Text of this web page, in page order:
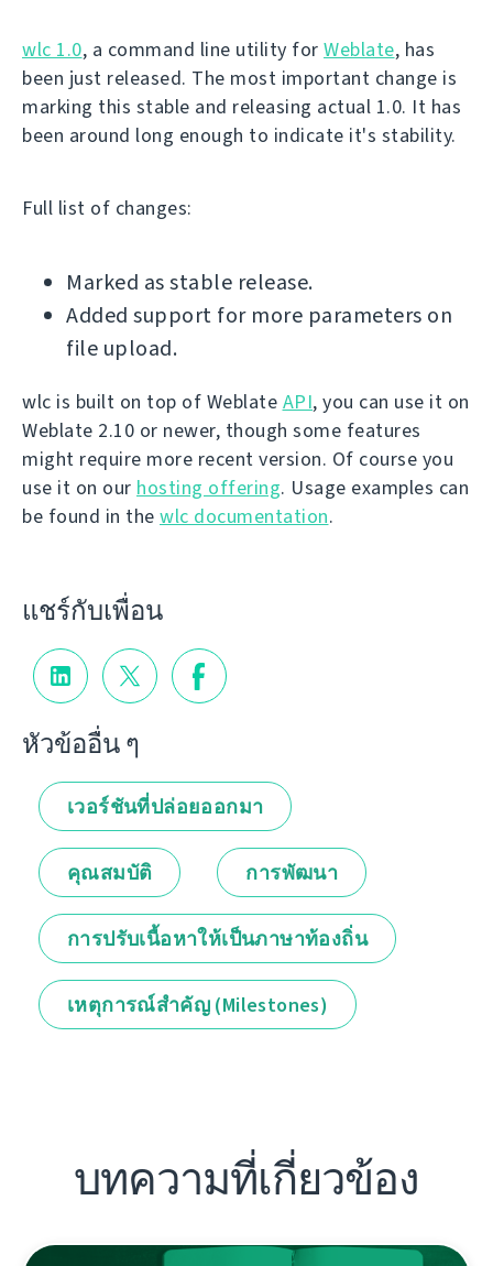
wlc 1.0, a command line utility for Weblate, has
been just released. The most important change is
marking this stable and releasing actual 1.0. It has
been around long enough to indicate it's stability.
Full list of changes:
Marked as stable release.
Added support for more parameters on
file upload.
wlc is built on top of Weblate API, you can use it on
Weblate 2.10 or newer, though some features
might require more recent version. Of course you
use it on our hosting offering. Usage examples can
be found in the wlc documentation.
แชร์กับเพื่อน
หัวข้ออื่น ๆ
เวอร์ชันที่ปล่อยออกมา
คุณสมบัติ การพัฒนา
การปรับเนื้อหาให้เป็นภาษาท้องถิ่น
เหตุการณ์สำคัญ (Milestones)
บทความที่เกี่ยวข้อง